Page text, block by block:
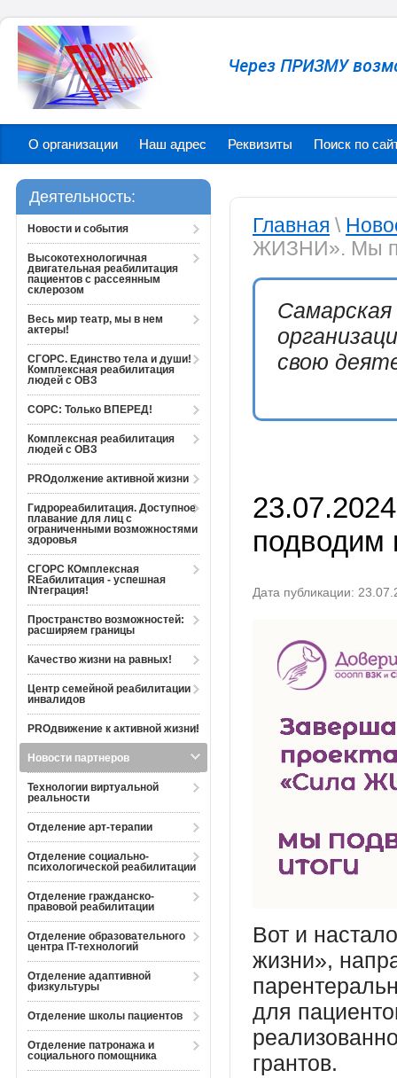
Через ПРИЗМУ
О организации Наш адрес Реквизиты Поиск по
Деятельность:
Новости и события
Высокотехнологичная
двигательная реабилитация
пациентов с рассеянным
склерозом
Весь мир театр, мы в нем
актеры!
СГОРС. Единство тела и души!
Комплексная реабилитация
людей с ОВЗ
СОРС: Только ВПЕРЕД!
Комплексная реабилитация
людей с ОВЗ
PROдолжение активной жизни
Гидрореабилитация. Доступное
плавание для лиц с
ограниченными возможностями
здоровья
СГОРС КОмплексная
REабилитация - успешная
INтеграция!
Пространство возможностей:
расширяем границы
Качество жизни на равных!
Центр семейной реабилитации
инвалидов
PROдвижение к активной жизни!
Новости партнеров
Технологии виртуальной
реальности
Отделение арт-терапии
Отделение социально-
психологической реабилитации
Отделение гражданско-
правовой реабилитации
Отделение образовательного
центра IT-технологий
Отделение адаптивной
физкультуры
Отделение школы пациентов
Отделение патронажа и
социального помощника
Главная \
ЖИЗНИ». Мы
свою
подводим
Дата публикации:
Вот и
жизни»,
для
грантов.